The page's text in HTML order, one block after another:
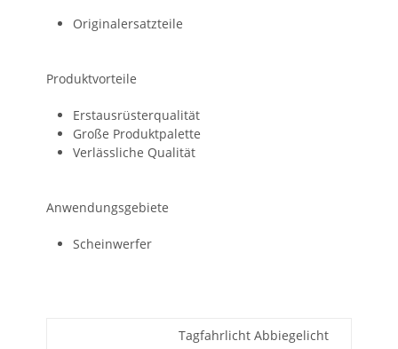
Originalersatzteile
Produktvorteile
Erstausrüsterqualität
Große Produktpalette
Verlässliche Qualität
Anwendungsgebiete
Scheinwerfer
Tagfahrlicht Abbiegelicht